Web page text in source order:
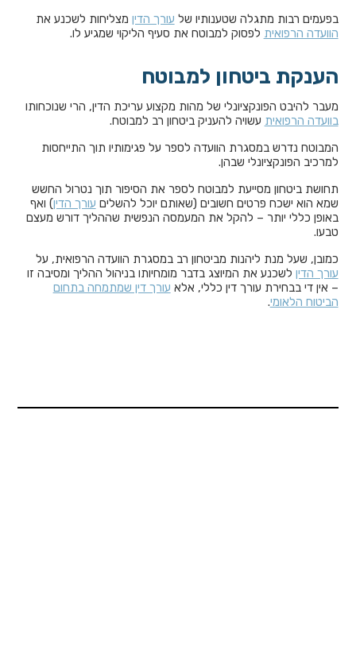
בפעמים רבות מתגלה שטענותיו של עורך הדין מצליחות לשכנע את
הוועדה הרפואית לפסוק למבוטח את סעיף הליקוי שמגיע לו.
הענקת ביטחון למבוטח
מעבר להיבט הפונקציונלי של מהות מקצוע עריכת הדין, הרי שנוכחותו
בוועדה הרפואית עשויה להעניק ביטחון רב למבוטח.
המבוטח נדרש במסגרת הוועדה לספר על פגימותיו תוך התייחסות
למרכיב הפונקציונלי שבהן.
תחושת ביטחון מסייעת למבוטח לספר את הסיפור תוך נטרול החשש
שמא הוא ישכח פרטים חשובים (שאותם יוכל להשלים עורך הדין) ואף
באופן כללי יותר – להקל את המעמסה הנפשית שההליך דורש מעצם
טבעו.
כמובן, שעל מנת ליהנות מביטחון רב במסגרת הוועדה הרפואית, על
עורך הדין לשכנע את המיוצג בדבר מומחיותו בניהול ההליך ומסיבה זו
– אין די בבחירת עורך דין כללי, אלא עורך דין שמתמחה בתחום
הביטוח הלאומי.